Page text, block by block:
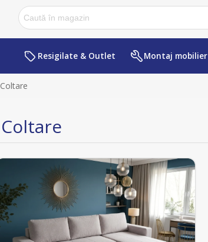
Resigilate & Outlet Montaj mobilier
Coltare
Coltare